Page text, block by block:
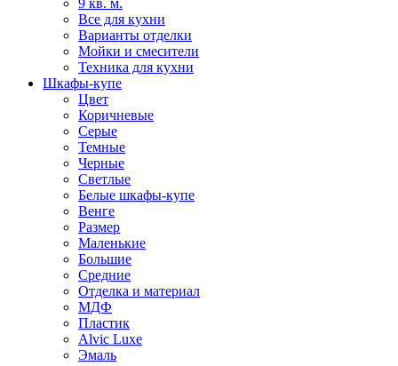
9 кв. м.
Все для кухни
Варианты отделки
Мойки и смесители
Техника для кухни
Шкафы-купе
Цвет
Коричневые
Серые
Темные
Черные
Светлые
Белые шкафы-купе
Венге
Размер
Маленькие
Большие
Средние
Отделка и материал
МДФ
Пластик
Alvic Luxe
Эмаль